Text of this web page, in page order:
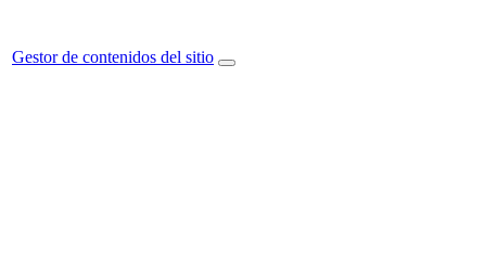
Gestor de contenidos del sitio